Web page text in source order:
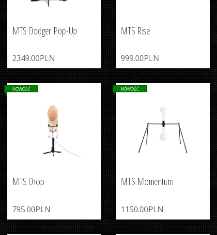
MTS Dodger Pop-Up
2349.00PLN
MTS Rise
999.00PLN
MTS Drop
795.00PLN
NOWOŚĆ
MTS Momentum
1150.00PLN
NOWOŚĆ